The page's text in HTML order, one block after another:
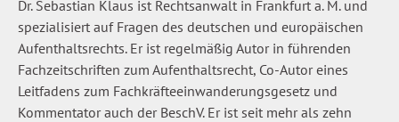
Dr. Sebastian Klaus ist Rechtsanwalt in Frankfurt a. M. und
spezialisiert auf Fragen des deutschen und europäischen
Aufenthaltsrechts. Er ist regelmäßig Autor in führenden
Fachzeitschriften zum Aufenthaltsrecht, Co-Autor eines
Leitfadens zum Fachkräfteeinwanderungsgesetz und
Kommentator auch der BeschV. Er ist seit mehr als zehn